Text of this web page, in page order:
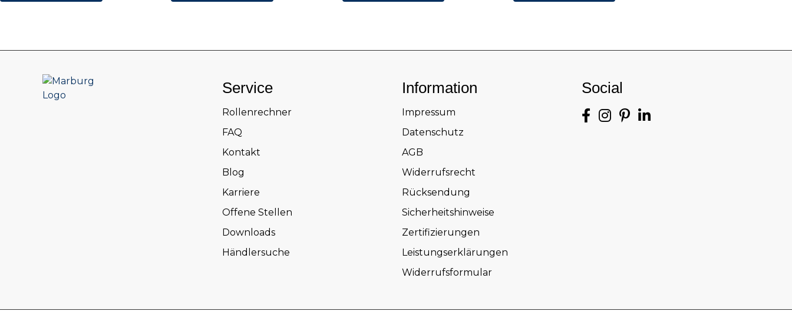
Service
Rollenrechner
FAQ
Kontakt
Blog
Karriere
Offene Stellen
Downloads
Händlersuche
Information
Impressum
Datenschutz
AGB
Widerrufsrecht
Rücksendung
Sicherheitshinweise
Zertifizierungen
Leistungserklärungen
Widerrufsformular
Social